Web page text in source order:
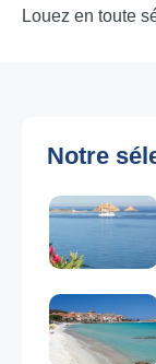
Louez en toute
Notre